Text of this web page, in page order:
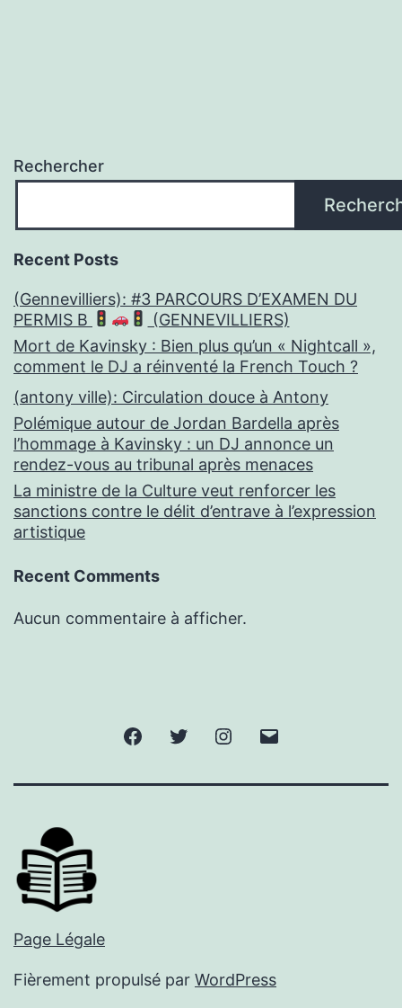
Rechercher
Recent Posts
(Gennevilliers): #3 PARCOURS D’EXAMEN DU
PERMIS B
(GENNEVILLIERS)
Mort de Kavinsky : Bien plus qu’un « Nightcall »,
comment le DJ a réinventé la French Touch ?
(antony ville): Circulation douce à Antony
Polémique autour de Jordan Bardella après
l’hommage à Kavinsky : un DJ annonce un
rendez-vous au tribunal après menaces
La ministre de la Culture veut renforcer les
sanctions contre le délit d’entrave à l’expression
artistique
Recent Comments
Aucun commentaire à afficher.
FacebookTwitter Instagram
Page Légale
Fièrement propulsé par WordPress